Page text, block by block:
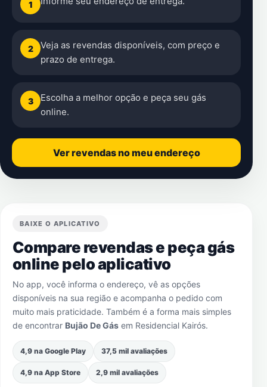
1
2
Veja as revendas disponíveis, com preço e
prazo de entrega.
3
Escolha a melhor opção e peça seu gás
online.
Ver revendas no meu endereço
BAIXE O APLICATIVO
Compare revendas e peça gás
online pelo aplicativo
No app, você informa o endereço, vê as opções
disponíveis na sua região e acompanha o pedido com
muito mais praticidade. Também é a forma mais simples
de encontrar Bujão De Gás em Residencial Kairós.
4,9 na Google Play 37,5 mil avaliações
4,9 na App Store 2,9 mil avaliações